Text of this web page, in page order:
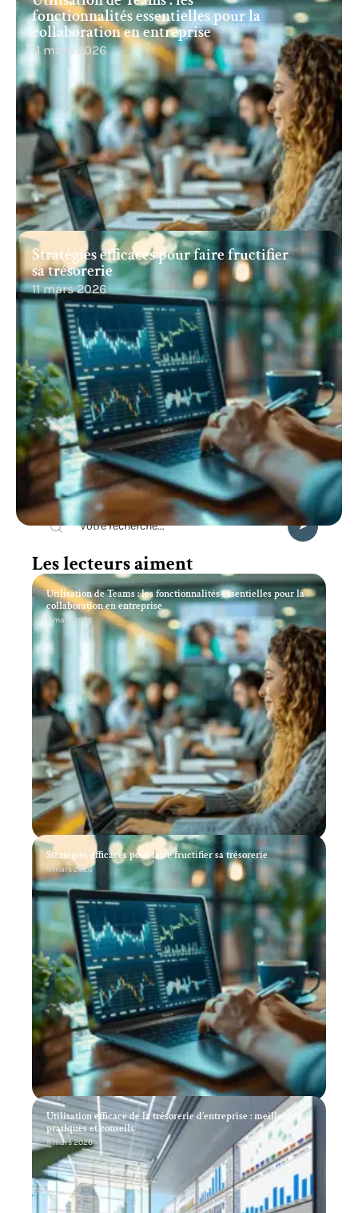
fonctionnalités essentielles pour la
collaboration en entreprise
11 mars 2026
Stratégies efficaces pour faire fructifier
sa trésorerie
11 mars 2026
Recherche
Les lecteurs aiment
Utilisation de Teams : les fonctionnalités essentielles pour la
collaboration en entreprise
11 mars 2026
Stratégies efficaces pour faire fructifier sa trésorerie
11 mars 2026
Utilisation efficace de la trésorerie d’entreprise : meilleures
pratiques et conseils
11 mars 2026